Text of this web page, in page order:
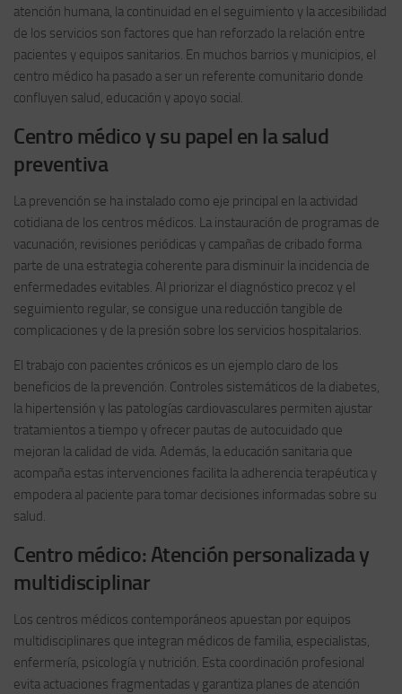
atención humana, la continuidad en el seguimiento y la accesibilidad
de los servicios son factores que han reforzado la relación entre
pacientes y equipos sanitarios. En muchos barrios y municipios, el
centro médico ha pasado a ser un referente comunitario donde
confluyen salud, educación y apoyo social.
Centro médico y su papel en la salud
preventiva
La prevención se ha instalado como eje principal en la actividad
cotidiana de los centros médicos. La instauración de programas de
vacunación, revisiones periódicas y campañas de cribado forma
parte de una estrategia coherente para disminuir la incidencia de
enfermedades evitables. Al priorizar el diagnóstico precoz y el
seguimiento regular, se consigue una reducción tangible de
complicaciones y de la presión sobre los servicios hospitalarios.
El trabajo con pacientes crónicos es un ejemplo claro de los
beneficios de la prevención. Controles sistemáticos de la diabetes,
la hipertensión y las patologías cardiovasculares permiten ajustar
tratamientos a tiempo y ofrecer pautas de autocuidado que
mejoran la calidad de vida. Además, la educación sanitaria que
acompaña estas intervenciones facilita la adherencia terapéutica y
empodera al paciente para tomar decisiones informadas sobre su
salud.
Centro médico: Atención personalizada y
multidisciplinar
Los centros médicos contemporáneos apuestan por equipos
multidisciplinares que integran médicos de familia, especialistas,
enfermería, psicología y nutrición. Esta coordinación profesional
evita actuaciones fragmentadas y garantiza planes de atención